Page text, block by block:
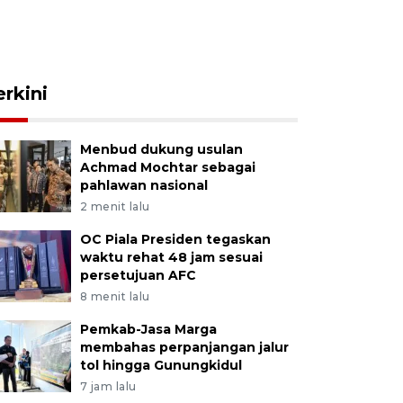
Menbud dukung usulan
Achmad Mochtar sebagai
pahlawan nasional
2 menit lalu
OC Piala Presiden tegaskan
waktu rehat 48 jam sesuai
persetujuan AFC
8 menit lalu
Pemkab-Jasa Marga
membahas perpanjangan jalur
tol hingga Gunungkidul
7 jam lalu